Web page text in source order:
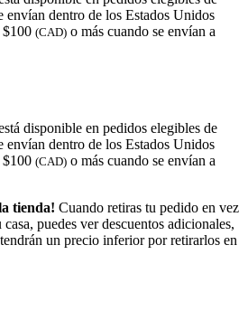
envían dentro de los Estados Unidos
$100 (CAD) o más cuando se envían a
disponible en pedidos elegibles de
envían dentro de los Estados Unidos
$100 (CAD) o más cuando se envían a
tienda! Cuando retiras tu pedido en vez
puedes ver descuentos adicionales,
un precio inferior por retirarlos en